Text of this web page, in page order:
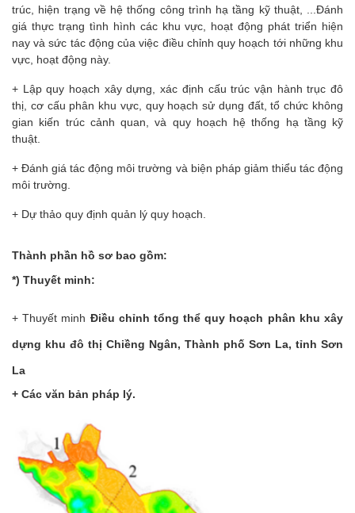
trúc, hiện trạng về hệ thống công trình hạ tầng kỹ thuật, ...Đánh
giá thực trạng tình hình các khu vực, hoạt động phát triển hiện
nay và sức tác động của việc điều chỉnh quy hoạch tới những khu
vực, hoạt động này.
+ Lập quy hoạch xây dựng, xác định cấu trúc vận hành trục đô
thị, cơ cấu phân khu vực, quy hoạch sử dụng đất, tổ chức không
gian kiến trúc cảnh quan, và quy hoạch hệ thống hạ tầng kỹ
thuật.
+ Đánh giá tác động môi trường và biện pháp giảm thiểu tác động
môi trường.
+ Dự thảo quy định quản lý quy hoạch.
Thành phần hồ sơ bao gồm:
*) Thuyết minh:
+ Thuyết minh Điều chỉnh tổng thể quy hoạch phân khu xây
dựng khu đô thị Chiềng Ngân, Thành phố Sơn La, tỉnh Sơn
La
+ Các văn bản pháp lý.